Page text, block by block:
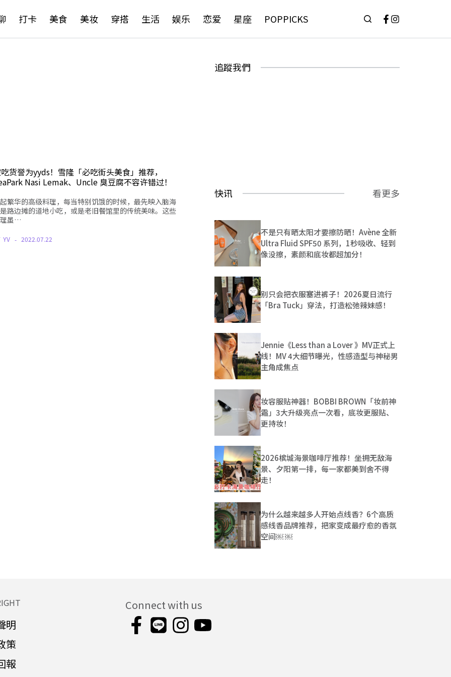
打卡 美食 美妆 穿搭 生活 娱乐 恋爱 星座 POPPICKS
货誉为yyds！雪隆「必吃街头美食」推荐，
Nasi Lemak、Uncle 臭豆腐不容许错过！
繁华的高级料理，每当特别饥饿的时候，最先映入脑海
路边摊的道地小吃，或是老旧餐馆里的传统美味。这些
虽…
YV 2022.07.22
追蹤我們
快讯 看更多
不是只有晒太阳才要擦防晒！Avène 全新
Ultra Fluid SPF50 系列，1秒吸收、轻到
像没擦，素颜和底妆都超加分！
别只会把衣服塞进裤子！2026夏日流行
「Bra Tuck」穿法，打造松弛辣妹感！
Jennie《Less than a Lover 》MV正式上
线！MV 4大细节曝光，性感造型与神秘男
主角成焦点
妆容服贴神器！BOBBI BROWN「妆前神
霜」3大升级亮点一次看，底妆更服贴、
更持妆！
2026槟城海景咖啡厅推荐！坐拥无敌海
景、夕阳第一排，每一家都美到舍不得
走！
为什么越来越多人开始点线香？6个高质
感线香品牌推荐，把家变成最疗愈的香氛
空间￼ ￼
明
策
報
Connect with us